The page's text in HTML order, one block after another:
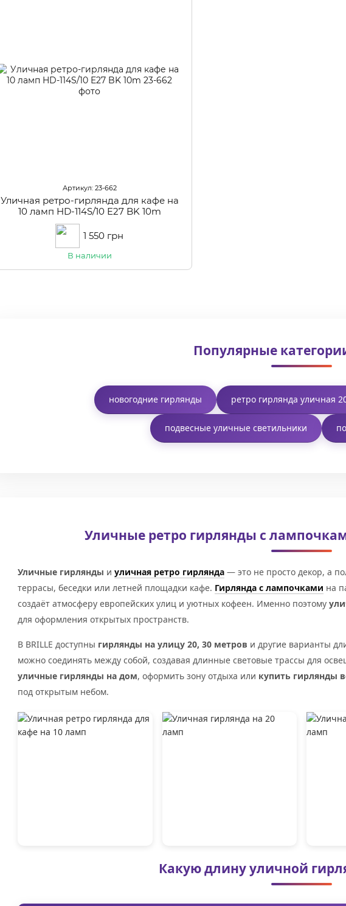
Популярные
новогодние гирлянды ретро гирлянда уличная
подвесные уличные светильники
Уличные ретро гирлянды с
Уличные гирлянды и уличная ретро гирлянда — это не просто декор, а
террасы, беседки или летней площадки кафе. Гирлянда с лампочками на
создаёт атмосферу европейских улиц и уютных кофеен. Именно поэтому
для оформления открытых пространств.
В BRILLE доступны гирлянды на улицу 20, 30 метров и другие варианты
можно соединять между собой, создавая длинные световые трассы для
уличные гирлянды на дом, оформить зону отдыха или купить гирлянды
под открытым небом.
Какую длину уличной
Артикул: 23-662
Уличная ретро-гирлянда для кафе на
10 ламп HD-114S/10 E27 BK 10m
1 550 грн
В наличии